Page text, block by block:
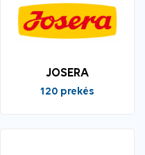
JOSERA
120 prekės